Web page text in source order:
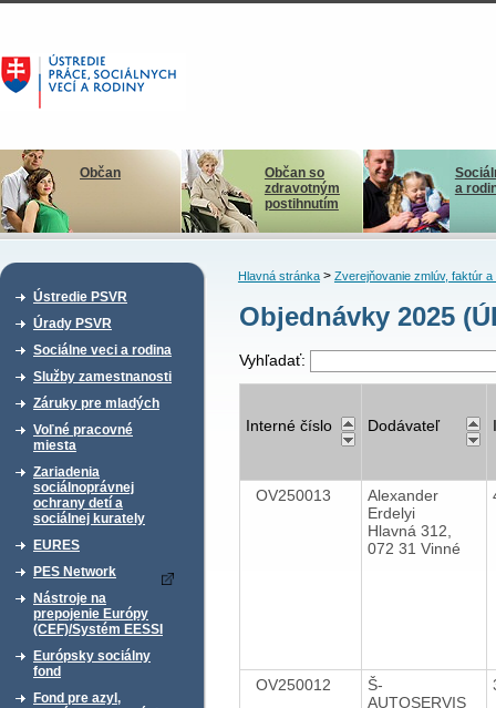
Občan
Občan so
zdravotným
postihnutím
a
Ústredie PSVR
Úrady PSVR
Sociálne veci a rodina
Služby zamestnanosti
Záruky pre mladých
Voľné pracovné
miesta
Zariadenia
sociálnoprávnej
ochrany detí a
sociálnej kurately
EURES
PES Network
Nástroje na
prepojenie Európy
(CEF)/Systém EESSI
Európsky sociálny
fond
Fond pre azyl,
Hlavná stránka> Zverejňovanie zmlúv, faktúr a
Objednávky 2025
Vyhľadať:
Interné číslo Dodávateľ
OV250013
Alexander
Erdelyi
Hlavná 312,
072 31 Vinné
OV250012
Š-
AUTOSERVIS